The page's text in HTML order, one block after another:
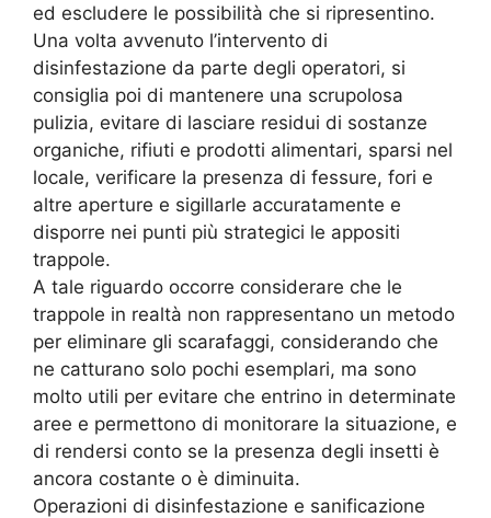
ed escludere le possibilità che si ripresentino.
Una volta avvenuto l’intervento di
disinfestazione da parte degli operatori, si
consiglia poi di mantenere una scrupolosa
pulizia, evitare di lasciare residui di sostanze
organiche, rifiuti e prodotti alimentari, sparsi nel
locale, verificare la presenza di fessure, fori e
altre aperture e sigillarle accuratamente e
disporre nei punti più strategici le appositi
trappole.
A tale riguardo occorre considerare che le
trappole in realtà non rappresentano un metodo
per eliminare gli scarafaggi, considerando che
ne catturano solo pochi esemplari, ma sono
molto utili per evitare che entrino in determinate
aree e permettono di monitorare la situazione, e
di rendersi conto se la presenza degli insetti è
ancora costante o è diminuita.
Operazioni di disinfestazione e sanificazione